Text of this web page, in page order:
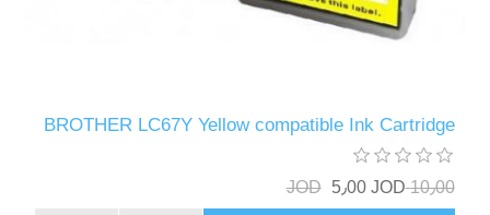
BROTHER LC67Y Yellow compatible Ink Cartridge
10٫00 JOD 5٫00 JOD